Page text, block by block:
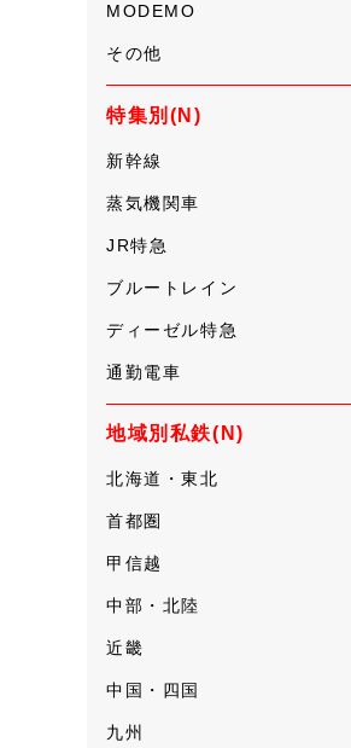
MODEMO
その他
特集別(N)
新幹線
蒸気機関車
JR特急
ブルートレイン
ディーゼル特急
通勤電車
地域別私鉄(N)
北海道・東北
首都圏
甲信越
中部・北陸
近畿
中国・四国
九州